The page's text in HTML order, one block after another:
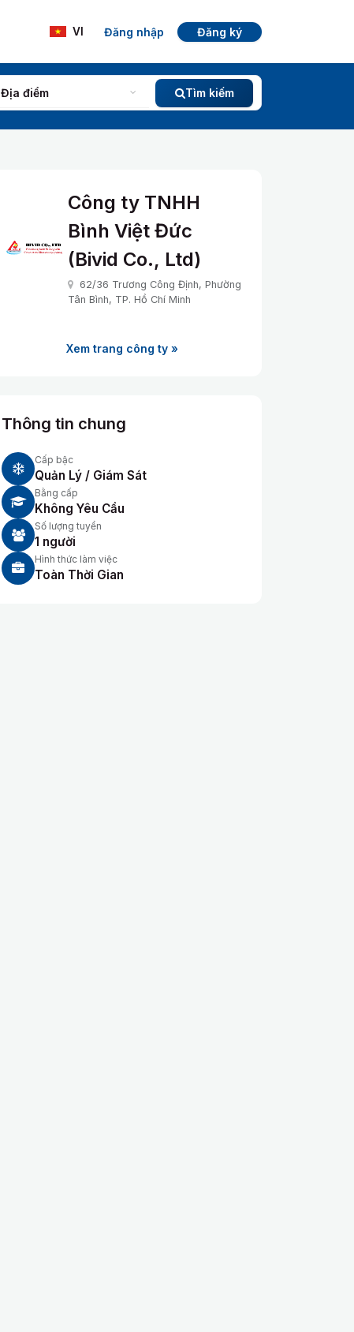
VI Đăng nhập Đăng ký
Địa điểm Tìm kiếm
Công ty TNHH
Bình Việt Đức
(Bivid Co., Ltd)
62/36 Trương Công Định, Phường
Tân Bình, TP. Hồ Chí Minh
Xem trang công ty »
Thông tin chung
Cấp bậc
Quản Lý / Giám Sát
Bằng cấp
Không Yêu Cầu
Số lượng tuyển
1 người
Hình thức làm việc
Toàn Thời Gian